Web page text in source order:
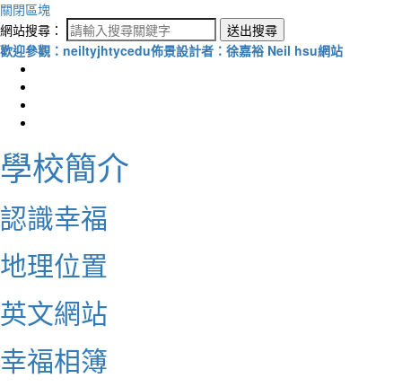
關閉區塊
網站搜尋：
送出搜尋
歡迎參觀：neiltyjhtycedu佈景設計者：徐嘉裕 Neil hsu網站
學校簡介
認識幸福
地理位置
英文網站
幸福相簿